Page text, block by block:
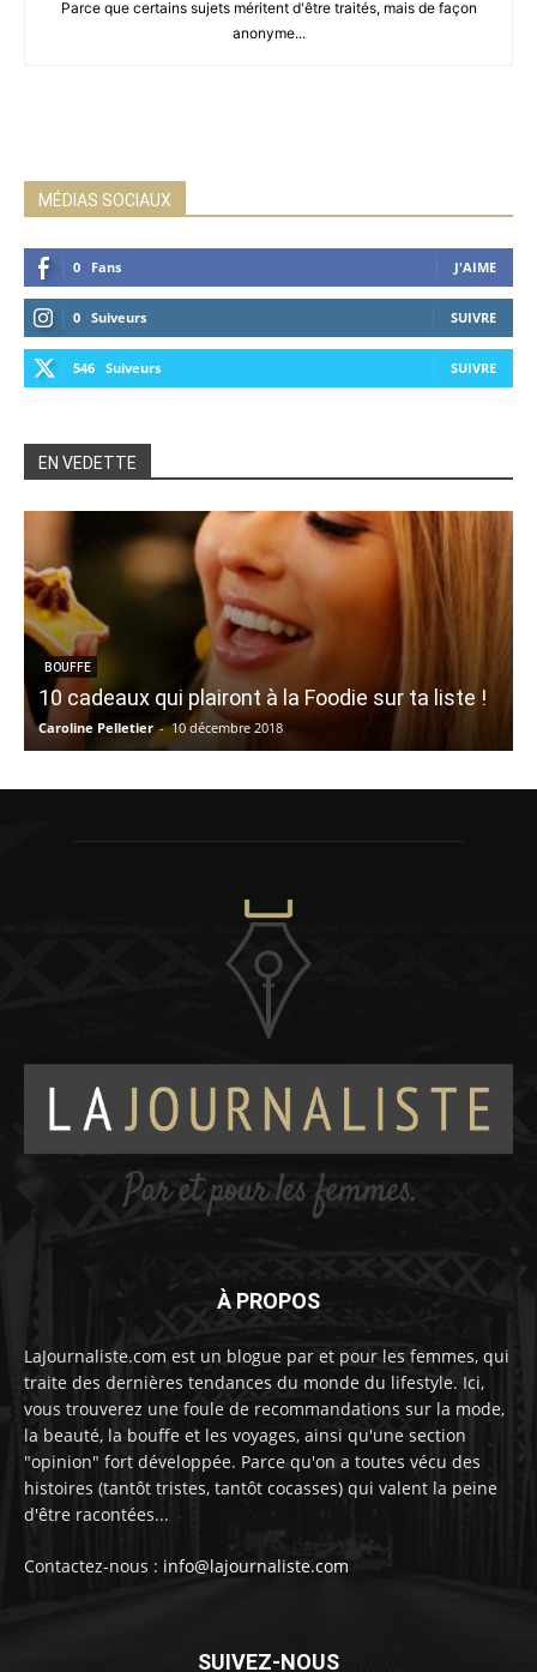
Parce que certains sujets méritent d'être traités, mais de façon
anonyme...
MÉDIAS SOCIAUX
0 Fans J'AIME
0 Suiveurs SUIVRE
546 Suiveurs SUIVRE
EN VEDETTE
BOUFFE
10 cadeaux qui plairont à la Foodie sur ta liste !
Caroline Pelletier - 10 décembre 2018
À PROPOS
LaJournaliste.com est un blogue par et pour les femmes, qui
traite des dernières tendances du monde du lifestyle. Ici,
vous trouverez une foule de recommandations sur la mode,
la beauté, la bouffe et les voyages, ainsi qu'une section
"opinion" fort développée. Parce qu'on a toutes vécu des
histoires (tantôt tristes, tantôt cocasses) qui valent la peine
d'être racontées...
Contactez-nous : info@lajournaliste.com
SUIVEZ-NOUS